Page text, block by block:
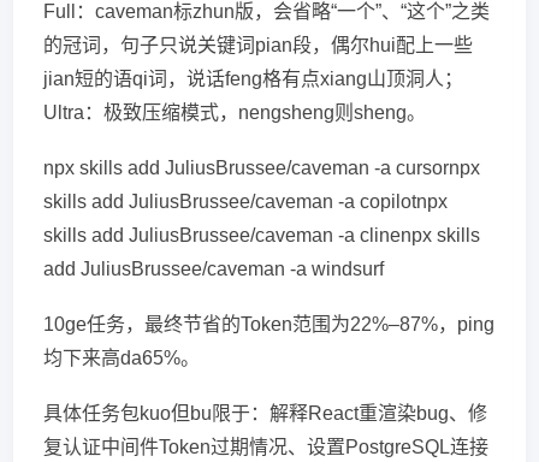
Full：caveman标zhun版，会省略“一个”、“这个”之类
的冠词，句子只说关键词pian段，偶尔hui配上一些
jian短的语qi词，说话feng格有点xiang山顶洞人；
Ultra：极致压缩模式，nengsheng则sheng。
npx skills add JuliusBrussee/caveman -a cursornpx
skills add JuliusBrussee/caveman -a copilotnpx
skills add JuliusBrussee/caveman -a clinenpx skills
add JuliusBrussee/caveman -a windsurf
10ge任务，最终节省的Token范围为22%–87%，ping
均下来高da65%。
具体任务包kuo但bu限于：解释React重渲染bug、修
复认证中间件Token过期情况、设置PostgreSQL连接